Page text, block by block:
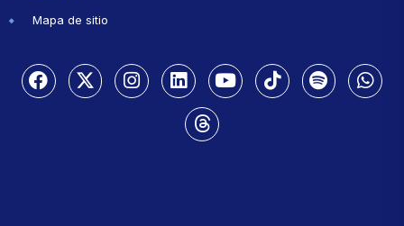
Mapa de sitio